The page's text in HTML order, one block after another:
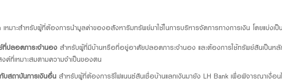
หมาะสำหรับผู้ที่ต้องการนำมูลค่าของอสังหาริมทรัพย์มาใช้ในการบริหารจัดการทางการเงิน โดยแบ่งเ
ที่ปลอดภาระจำนอง สำหรับผู้ที่มีบ้านหรือที่อยู่อาศัยปลอดภาระจำนอง และต้องการใช้ทรัพย์สินเป็นหลั
ค์ที่เหมาะสมตามความจำเป็นของตน
บสถาบันการเงินอื่น สำหรับผู้ที่ต้องการรีไฟแนนซ์สินเชื่อบ้านแลกเงินมายัง LH Bank เพื่อพิจารณาเงื่อน